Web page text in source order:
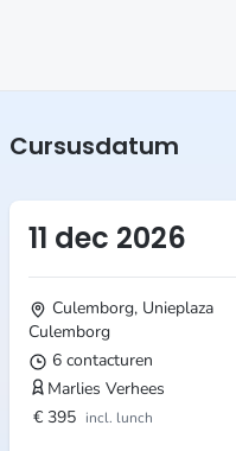
Cursusdatum
11 dec 2026
Culemborg, Unieplaza
Culemborg
6 contacturen
Marlies Verhees
€ 395 incl. lunch